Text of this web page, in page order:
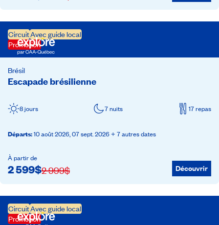
CircuitAvec guide local
Promotion
Escapade brésilienne
Brésil
8 jours 7 nuits 17 repas
Départs:10 août 2026,07 sept. 2026+ 7 autres dates
À partir de
2 999$
2 599$ Découvrir
CircuitAvec guide local
Promotion